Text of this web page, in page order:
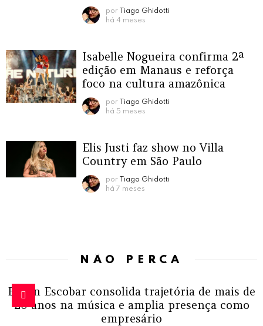
por
Tiago Ghidotti
há 4 meses
Isabelle Nogueira confirma 2ª
edição em Manaus e reforça
foco na cultura amazônica
por
Tiago Ghidotti
há 5 meses
Elis Justi faz show no Villa
Country em São Paulo
por
Tiago Ghidotti
há 7 meses
NÃO PERCA
Edson Escobar consolida trajetória de mais de
20 anos na música e amplia presença como
empresário